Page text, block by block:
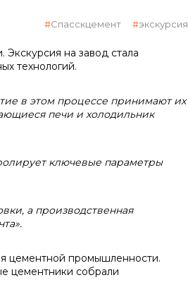
Спасскцемент экскурсия
на завод стала
технологий.
в этом процессе принимают их
печи и холодильник
ключевые параметры
а производственная
цементной промышленности.
цементники собрали